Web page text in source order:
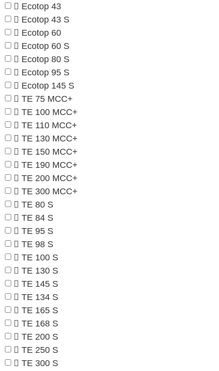
Ecotop 43
Ecotop 43 S
Ecotop 60
Ecotop 60 S
Ecotop 80 S
Ecotop 95 S
Ecotop 145 S
TE 75 MCC+
TE 100 MCC+
TE 110 MCC+
TE 130 MCC+
TE 150 MCC+
TE 190 MCC+
TE 200 MCC+
TE 300 MCC+
TE 80 S
TE 84 S
TE 95 S
TE 98 S
TE 100 S
TE 130 S
TE 145 S
TE 134 S
TE 165 S
TE 168 S
TE 200 S
TE 250 S
TE 300 S